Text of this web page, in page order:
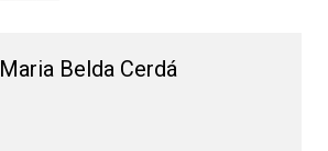
Maria Belda Cerdá